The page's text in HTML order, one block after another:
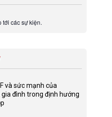
tới các sự kiện.
và sức mạnh của
đình trong định hướng